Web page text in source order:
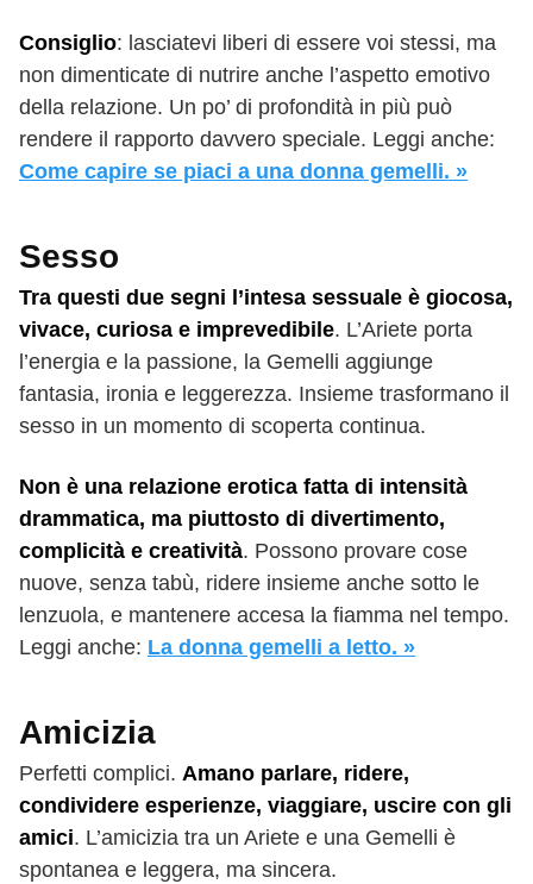
Consiglio: lasciatevi liberi di essere voi stessi, ma
non dimenticate di nutrire anche l’aspetto emotivo
della relazione. Un po’ di profondità in più può
rendere il rapporto davvero speciale. Leggi anche:
Come capire se piaci a una donna gemelli. »
Sesso
Tra questi due segni l’intesa sessuale è giocosa,
vivace, curiosa e imprevedibile. L’Ariete porta
l’energia e la passione, la Gemelli aggiunge
fantasia, ironia e leggerezza. Insieme trasformano il
sesso in un momento di scoperta continua.
Non è una relazione erotica fatta di intensità
drammatica, ma piuttosto di divertimento,
complicità e creatività. Possono provare cose
nuove, senza tabù, ridere insieme anche sotto le
lenzuola, e mantenere accesa la fiamma nel tempo.
Leggi anche: La donna gemelli a letto. »
Amicizia
Perfetti complici. Amano parlare, ridere,
condividere esperienze, viaggiare, uscire con gli
amici. L’amicizia tra un Ariete e una Gemelli è
spontanea e leggera, ma sincera.